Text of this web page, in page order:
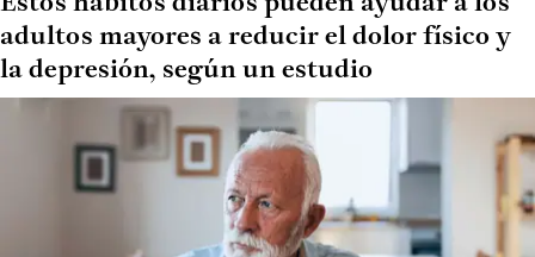
adultos mayores a reducir el dolor físico y
la depresión, según un estudio